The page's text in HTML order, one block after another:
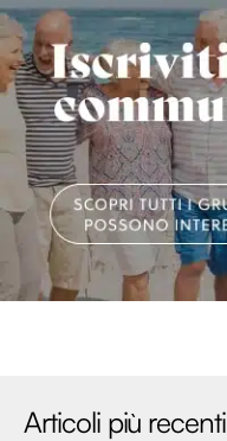
Articoli più recenti